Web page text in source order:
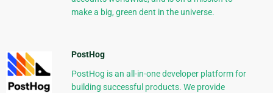
make a big, green dent in the universe.
PostHog
PostHog is an all-in-one developer platform for
building successful products. We provide